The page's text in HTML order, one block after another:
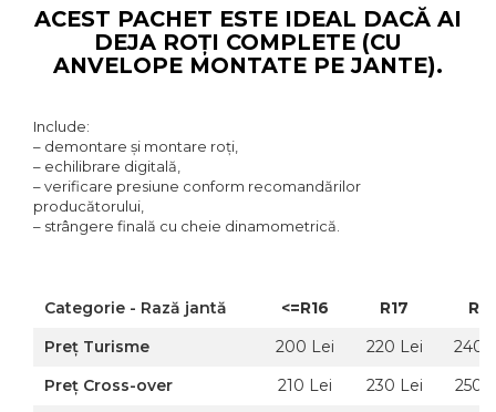
ACEST PACHET ESTE IDEAL DACĂ AI
DEJA ROȚI COMPLETE (CU
ANVELOPE MONTATE PE JANTE).
Include:
– demontare și montare roți,
– echilibrare digitală,
– verificare presiune conform recomandărilor
producătorului,
– strângere finală cu cheie dinamometrică.
Categorie - Rază jantă <=R16 R17
R18
Preț Turisme
200 Lei 220 Lei
240
Preț Cross-over
210 Lei 230 Lei
250